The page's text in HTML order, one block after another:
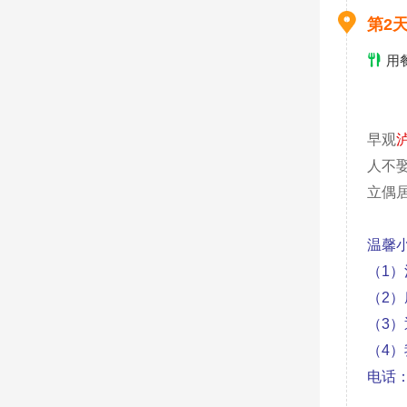
第2
用
早观
人不
立偶
温馨
（1
（2
（3
（4
电话